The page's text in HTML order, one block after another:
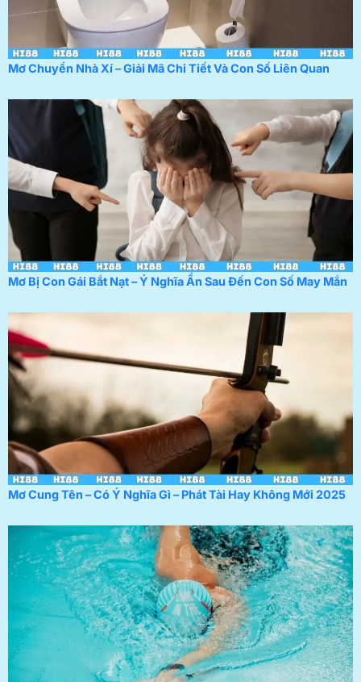
Mơ Chuyển Nhà Xí – Giải Mã Chi Tiết Và Con Số Liên Quan
Mơ Bị Con Gái Bắt Nạt – Ý Nghĩa Ẩn Sau Đến Con Số May Mắn
Mơ Cung Tên – Có Ý Nghĩa Gì – Phát Tài Hay Không Mới 2025